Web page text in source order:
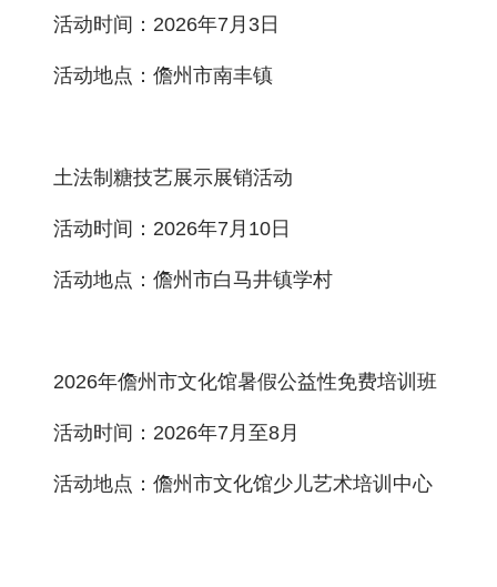
活动时间：2026年7月3日
活动地点：儋州市南丰镇
土法制糖技艺展示展销活动
活动时间：2026年7月10日
活动地点：儋州市白马井镇学村
2026年儋州市文化馆暑假公益性免费培训班
活动时间：2026年7月至8月
活动地点：儋州市文化馆少儿艺术培训中心